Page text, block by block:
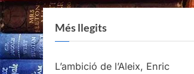
Més llegits
L’ambició de l’Aleix, Enric